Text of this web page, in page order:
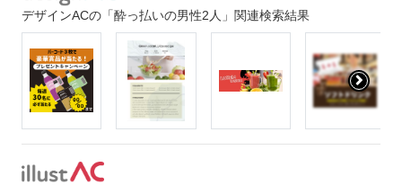
デザインACの「酔っ払いの男性2人」関連検索結果